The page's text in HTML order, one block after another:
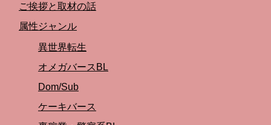
ご挨拶と取材の話
属性ジャンル
異世界転生
オメガバースBL
Dom/Sub
ケーキバース